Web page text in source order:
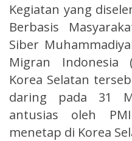
Kegiatan yang
Berbasis
Siber
Migran Indonesia
Korea Selatan
daring pada 31
antusias oleh
menetap di Korea